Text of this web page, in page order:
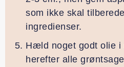
som ikke skal
ingredienser.
Hæld noget godt olie
herefter alle